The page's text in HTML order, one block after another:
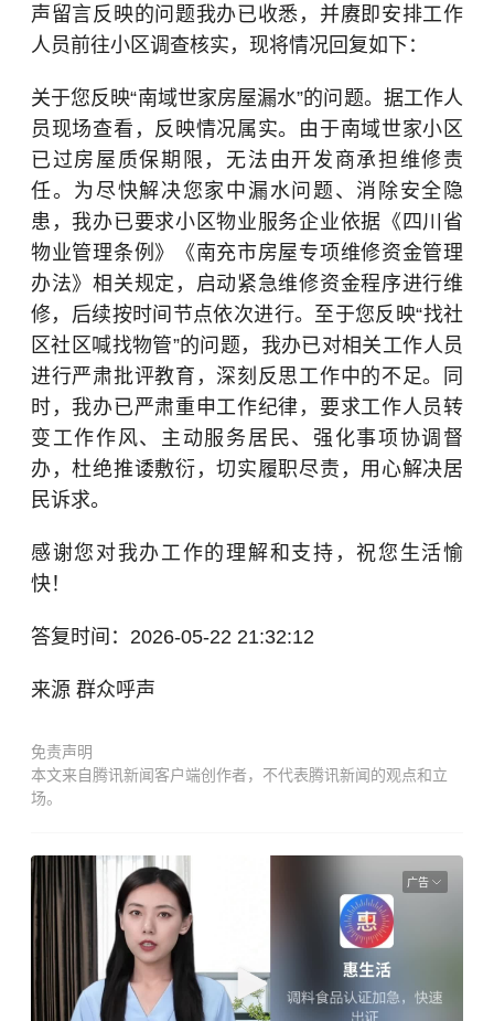
声留言反映的问题我办已收悉，并赓即安排工作
人员前往小区调查核实，现将情况回复如下：
关于您反映“南域世家房屋漏水”的问题。据工作人
员现场查看，反映情况属实。由于南域世家小区
已过房屋质保期限，无法由开发商承担维修责
任。为尽快解决您家中漏水问题、消除安全隐
患，我办已要求小区物业服务企业依据《 四川省
物业管理条例 》《南充市房屋专项维修资金管理
办法》相关规定，启动紧急维修资金程序进行维
修，后续按时间节点依次进行。至于您反映“找社
区社区喊找物管”的问题，我办已对相关工作人员
进行严肃批评教育，深刻反思工作中的不足。同
时，我办已严肃重申工作纪律，要求工作人员转
变工作作风、主动服务居民、强化事项协调督
办，杜绝推诿敷衍，切实履职尽责，用心解决居
民诉求。
感谢您对我办工作的理解和支持，祝您生活愉
快！
答复时间：2026-05-22 21:32:12
来源 群众呼声
免责声明
本文来自腾讯新闻客户端创作者，不代表腾讯新闻的观点和立
场。
广告